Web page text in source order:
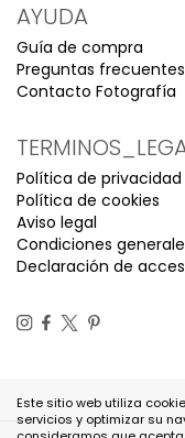
AYUDA
Guía de compra
Preguntas frecuentes
Contacto Fotografía
Política de privacidad
Política de cookies
Aviso legal
Condiciones
Declaración de
Este sitio web utiliza
servicios y optimizar su